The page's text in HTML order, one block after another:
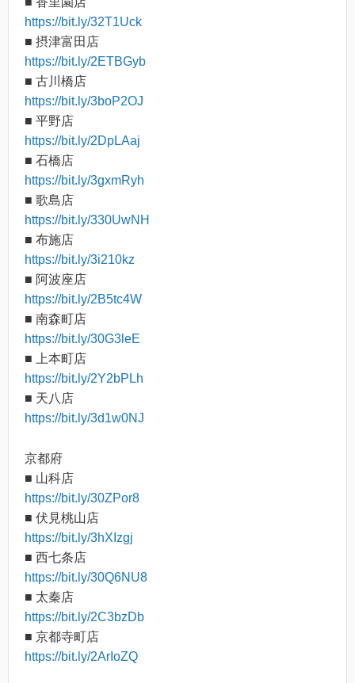
https://bit.ly/32T1Uck
■ 摂津富田店
https://bit.ly/2ETBGyb
■ 古川橋店
https://bit.ly/3boP2OJ
■ 平野店
https://bit.ly/2DpLAaj
■ 石橋店
https://bit.ly/3gxmRyh
■ 歌島店
https://bit.ly/330UwNH
■ 布施店
https://bit.ly/3i210kz
■ 阿波座店
https://bit.ly/2B5tc4W
■ 南森町店
https://bit.ly/30G3leE
■ 上本町店
https://bit.ly/2Y2bPLh
■ 天八店
https://bit.ly/3d1w0NJ
京都府
■ 山科店
https://bit.ly/30ZPor8
■ 伏見桃山店
https://bit.ly/3hXIzgj
■ 西七条店
https://bit.ly/30Q6NU8
■ 太秦店
https://bit.ly/2C3bzDb
■ 京都寺町店
https://bit.ly/2ArIoZQ